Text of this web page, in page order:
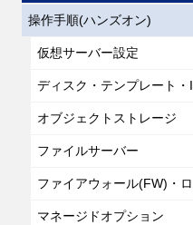
操作手順(ハンズオン)
仮想サーバー設定
ディスク・テンプレート・
オブジェクトストレージ
ファイルサーバー
ファイアウォール(FW)・
マネージドオプション